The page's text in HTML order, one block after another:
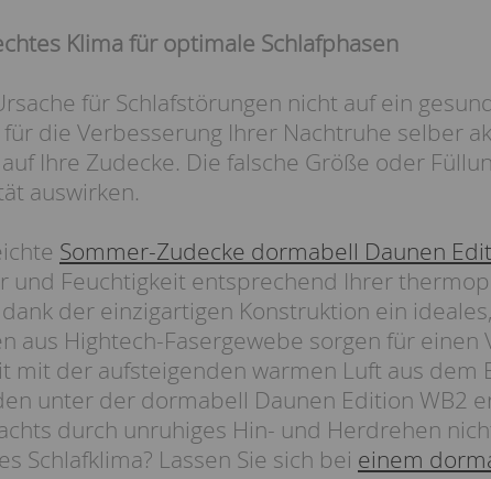
Klima für optimale Schlafphasen
für Schlafstörungen nicht auf ein
für die Verbesserung Ihrer Nachtruhe selber
Ihre Zudecke. Die falsche Größe oder
auswirken.
Sommer-Zudecke dormabell Daunen
und Feuchtigkeit entsprechend Ihrer
der einzigartigen Konstruktion ein
aus Hightech-Fasergewebe sorgen für
mit der aufsteigenden warmen Luft aus dem
unter der dormabell Daunen Edition WB2
durch unruhiges Hin- und Herdrehen
Schlafklima? Lassen Sie sich bei einem